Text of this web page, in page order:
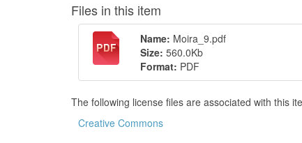
Files in this item
Name: Moira_9.pdf
Size: 560.0Kb
Format: PDF
The following license files are associated with this
Creative Commons